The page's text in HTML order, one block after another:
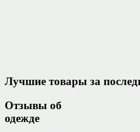
Лучшие товары за
Отзывы об
одежде